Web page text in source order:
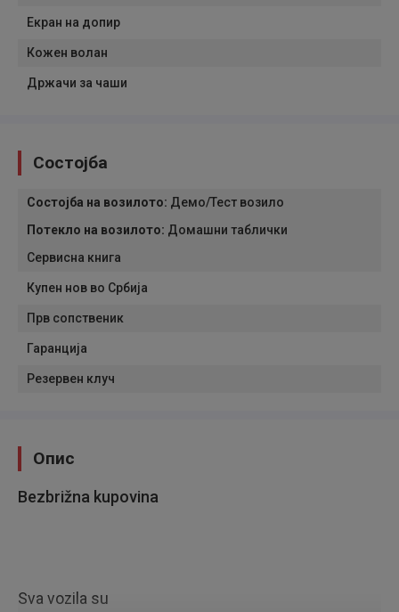
Екран на допир
Кожен волан
Држачи за чаши
Состојба
Состојба на возилото: Демо/Тест возило
Потекло на возилото: Домашни таблички
Сервисна книга
Купен нов во Србија
Прв сопственик
Гаранција
Резервен клуч
Опис
Bezbrižna kupovina
Sva vozila su